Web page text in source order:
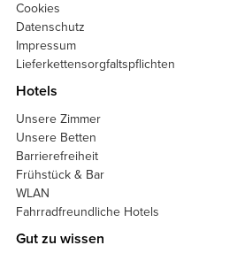
Cookies
Datenschutz
Impressum
Lieferkettensorgfaltspflichten
Hotels
Unsere Zimmer
Unsere Betten
Barrierefreiheit
Frühstück & Bar
WLAN
Fahrradfreundliche Hotels
Gut zu wissen